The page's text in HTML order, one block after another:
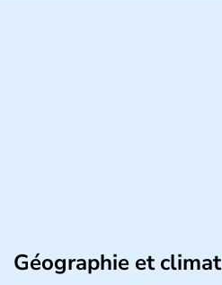
Géographie et climat